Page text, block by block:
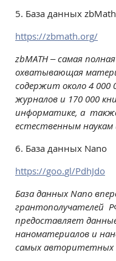
5. База данных zbMath
https://zbmath.org/
zbMATH – самая
охватывающая
содержит около 4 000
журналов и 170 000
информатике, а
естественным наукам
6. База данных Nano
https://goo.gl/PdhJdo
База данныхNano
грантополучателей
предоставляет
наноматериалов и
самых авторитетных